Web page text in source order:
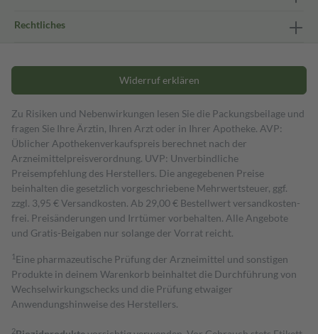
Rechtliches
Widerruf erklären
Zu Risiken und Nebenwirkungen lesen Sie die Packungsbeilage und
fragen Sie Ihre Ärztin, Ihren Arzt oder in Ihrer Apotheke. AVP:
Üblicher Apothekenverkaufspreis berechnet nach der
Arzneimittelpreisverordnung. UVP: Unverbindliche
Preisempfehlung des Herstellers. Die angegebenen Preise
beinhalten die gesetzlich vorgeschriebene Mehrwertsteuer, ggf.
zzgl. 3,95 € Versandkosten. Ab 29,00 € Bestell­wert versand­kosten­
frei. Preisänderungen und Irrtümer vorbehalten. Alle Angebote
und Gratis-Beigaben nur solange der Vorrat reicht.
1 Eine pharmazeutische Prüfung der Arzneimittel und sonstigen
Produkte in deinem Warenkorb beinhaltet die Durchführung von
Wechselwirkungschecks und die Prüfung etwaiger
Anwendungshinweise des Herstellers.
2